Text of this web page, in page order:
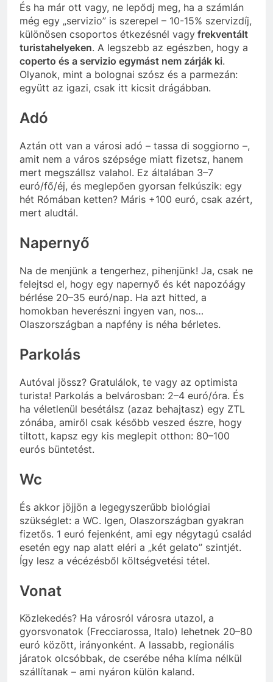
És ha már ott vagy, ne lepődj meg, ha a számlán
még egy „servizio” is szerepel – 10-15% szervizdíj,
különösen csoportos étkezésnél vagy frekventált
turistahelyeken. A legszebb az egészben, hogy a
coperto és a servizio egymást nem zárják ki.
Olyanok, mint a bolognai szósz és a parmezán:
együtt az igazi, csak itt kicsit drágábban.
Adó
Aztán ott van a városi adó – tassa di soggiorno –,
amit nem a város szépsége miatt fizetsz, hanem
mert megszállsz valahol. Ez általában 3–7
euró/fő/éj, és meglepően gyorsan felkúszik: egy
hét Rómában ketten? Máris +100 euró, csak azért,
mert aludtál.
Napernyő
Na de menjünk a tengerhez, pihenjünk! Ja, csak ne
felejtsd el, hogy egy napernyő és két napozóágy
bérlése 20–35 euró/nap. Ha azt hitted, a
homokban heverészni ingyen van, nos…
Olaszországban a napfény is néha bérletes.
Parkolás
Autóval jössz? Gratulálok, te vagy az optimista
turista! Parkolás a belvárosban: 2–4 euró/óra. És
ha véletlenül besétálsz (azaz behajtasz) egy ZTL
zónába, amiről csak később veszed észre, hogy
tiltott, kapsz egy kis meglepit otthon: 80–100
eurós büntetést.
Wc
És akkor jöjjön a legegyszerűbb biológiai
szükséglet: a WC. Igen, Olaszországban gyakran
fizetős. 1 euró fejenként, ami egy négytagú család
esetén egy nap alatt eléri a „két gelato” szintjét.
Így lesz a vécézésből költségvetési tétel.
Vonat
Közlekedés? Ha városról városra utazol, a
gyorsvonatok (Frecciarossa, Italo) lehetnek 20–80
euró között, irányonként. A lassabb, regionális
járatok olcsóbbak, de cserébe néha klíma nélkül
szállítanak – ami nyáron külön kaland.